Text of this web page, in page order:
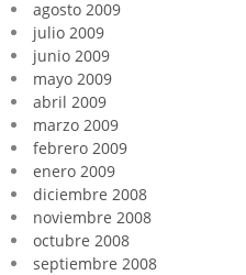
agosto 2009
julio 2009
junio 2009
mayo 2009
abril 2009
marzo 2009
febrero 2009
enero 2009
diciembre 2008
noviembre 2008
octubre 2008
septiembre 2008